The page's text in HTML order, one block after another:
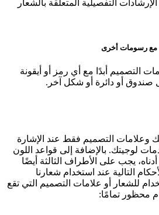
التفصيلية المتعلقة بالشعار
التصميم أبدًا مع أي رمز أو أيقونة
صندوق أو دائرة أو شكل آخر.
وعلامات التصميم فقط عند الإشارة
لوجيتك. بالإضافة إلى قواعد اللون
يجب على الأطراف الثالثة أيضًا
التالية عند استخدام شعارنا
للشعار أو علامات التصميم التي تقع
محظور تمامًا: